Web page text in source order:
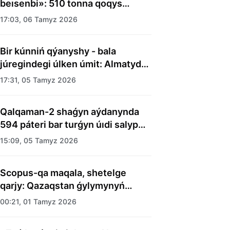
beısenbi»: 510 tonna qoqys
shyǵaryldy
17:03, 06 Tamyz 2026
Bir kúnniń qýanyshy - bala
júregindegi úlken úmit: Almatyda
balalar úıiniń tárbıelenýshilerine
17:31, 05 Tamyz 2026
Qalqaman-2 shaǵyn aýdanynda
594 páteri bar turǵyn úıdi salyp
bitti
15:09, 05 Tamyz 2026
Scopus-qa maqala, shetelge
qarjy: Qazaqstan ǵylymynyń
esebi kimge kerek?
00:21, 01 Tamyz 2026